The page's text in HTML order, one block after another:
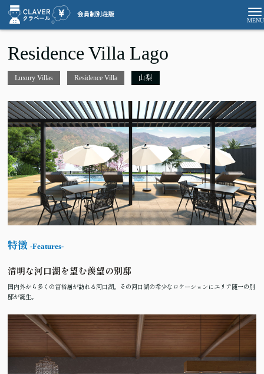
Residence Villa Lago
Luxury Villas Residence Villa 山梨
特徴-Features-
清明な河口湖を望む羨望の別邸
国内外から多くの富裕層が訪れる河口湖。その河口湖の希少なロケーションにエリア随一の別
邸が誕生。